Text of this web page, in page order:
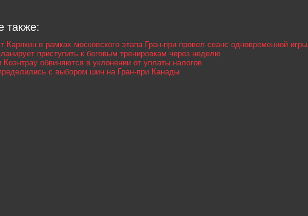
также:
Карякин в рамках московского этапа Гран-при провел сеанс одновременной игры
приступить к беговым тренировкам через неделю
обвиняются в уклонении от уплаты налогов
с выбором шин на Гран-при Канады